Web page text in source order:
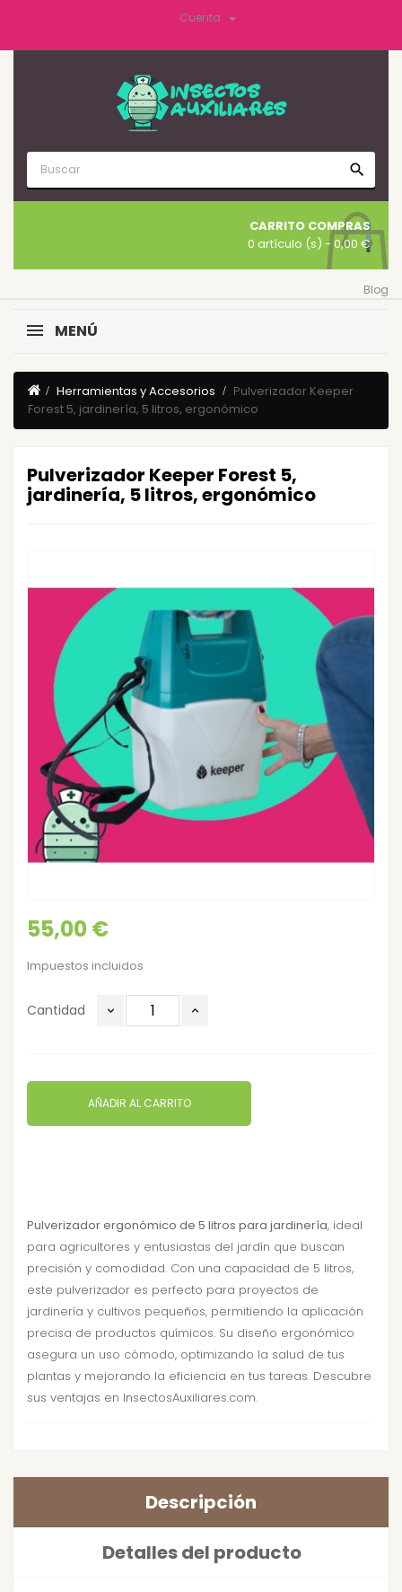
Cuenta 
search
CARRITO COMPRAS
0 artículo (s) - 0,00 €
Blog
MENÚ
Herramientas y Accesorios
Pulverizador Keeper
Forest 5, jardinería, 5 litros, ergonómico
Pulverizador Keeper Forest 5,
jardinería, 5 litros, ergonómico
55,00 €
Impuestos incluidos
Cantidad
AÑADIR AL CARRITO
Pulverizador ergonómico de 5 litros para jardinería, ideal
para agricultores y entusiastas del jardín que buscan
precisión y comodidad. Con una capacidad de 5 litros,
este pulverizador es perfecto para proyectos de
jardinería y cultivos pequeños, permitiendo la aplicación
precisa de productos químicos. Su diseño ergonómico
asegura un uso cómodo, optimizando la salud de tus
plantas y mejorando la eficiencia en tus tareas. Descubre
sus ventajas en InsectosAuxiliares.com.
Descripción
Detalles del producto